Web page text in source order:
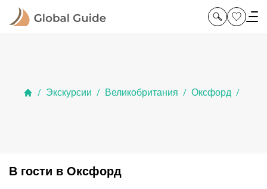
/ Экскурсии / Великобритания / Оксфорд /
В гости в Оксфорд